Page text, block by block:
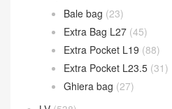
Gate 手袋(8)
Goya 手袋 (14)
Hammock 手袋(4)
Pebble 水桶手袋(3)
Puzzle 手袋
(35)